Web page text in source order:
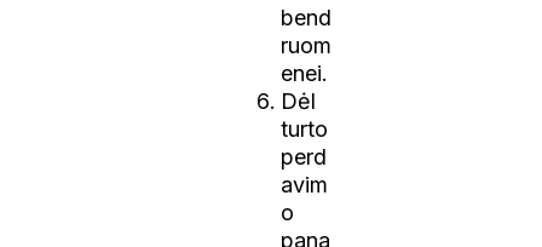
bend
ruom
enei.
Dėl
turto
perd
avim
o
pana